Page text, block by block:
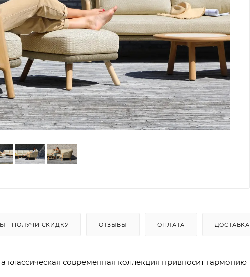
- ПОЛУЧИ СКИДКУ ОТЗЫВЫ ОПЛАТА ДОСТАВКА
классическая современная коллекция привносит гармонию